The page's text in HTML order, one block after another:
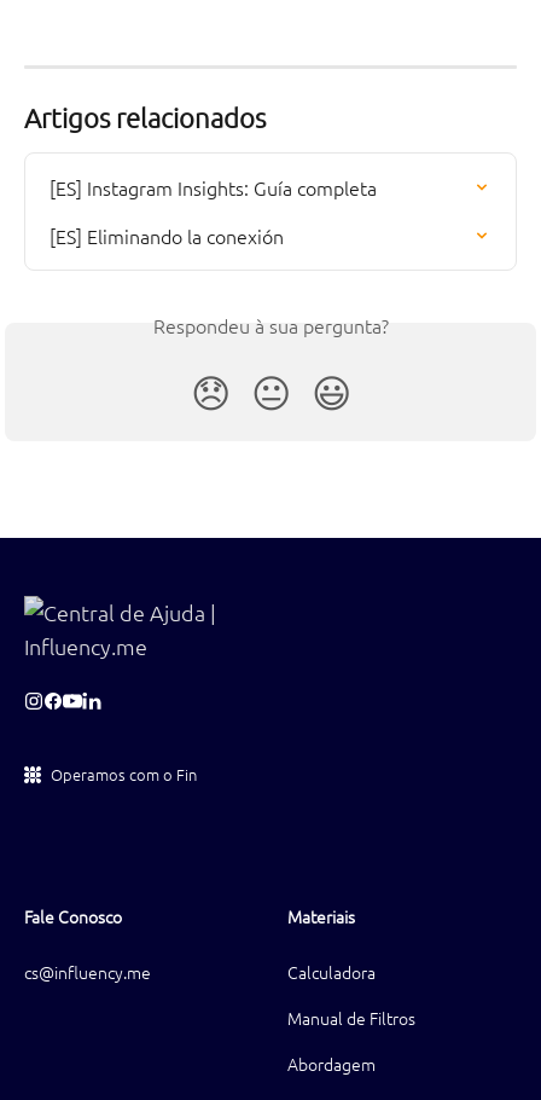
Artigos relacionados
[ES] Instagram Insights: Guía completa
[ES] Eliminando la conexión
Respondeu à sua pergunta?
😞 😐 😃
Operamos com o Fin
Fale Conosco
cs@influency.me
Materiais
Calculadora
Manual de Filtros
Abordagem